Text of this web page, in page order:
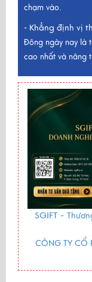
chạm vào.
- Khẳng định vị
Đông ngày nay là
cao nhất và nâng
SGIFT -
CÔNG TY CỔ